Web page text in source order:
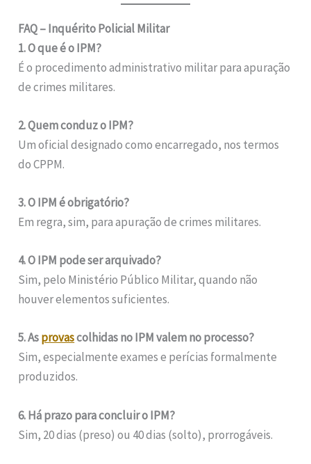
FAQ – Inquérito Policial Militar
1. O que é o IPM?
É o procedimento administrativo militar para apuração
de crimes militares.
2. Quem conduz o IPM?
Um oficial designado como encarregado, nos termos
do CPPM.
3. O IPM é obrigatório?
Em regra, sim, para apuração de crimes militares.
4. O IPM pode ser arquivado?
Sim, pelo Ministério Público Militar, quando não
houver elementos suficientes.
5. Asprovascolhidas no IPM valem no processo?
Sim, especialmente exames e perícias formalmente
produzidos.
6. Há prazo para concluir o IPM?
Sim, 20 dias (preso) ou 40 dias (solto), prorrogáveis.